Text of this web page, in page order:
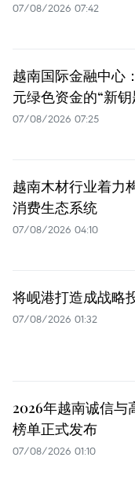
07/08/2026 07:42
越南国际金融中心
元绿色资金的“新钥
07/08/2026 07:25
越南木材行业着力
消费生态系统
07/08/2026 04:10
将岘港打造成战略
07/08/2026 01:32
2026年越南诚信与
榜单正式发布
07/08/2026 01:10